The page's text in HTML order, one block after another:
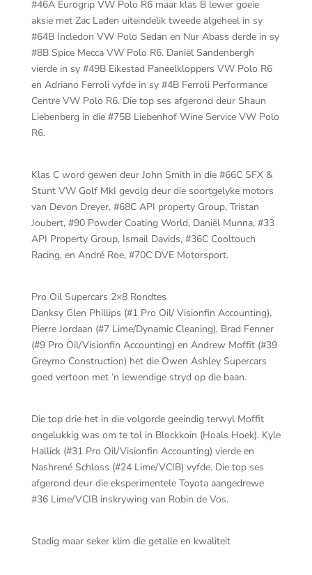
#46A Eurogrip VW Polo R6 maar klas B lewer goeie
aksie met Zac Laden uiteindelik tweede algeheel in sy
#64B Incledon VW Polo Sedan en Nur Abass derde in sy
#8B Spice Mecca VW Polo R6. Daniël Sandenbergh
vierde in sy #49B Eikestad Paneelkloppers VW Polo R6
en Adriano Ferroli vyfde in sy #4B Ferroli Performance
Centre VW Polo R6. Die top ses afgerond deur Shaun
Liebenberg in die #75B Liebenhof Wine Service VW Polo
R6.
Klas C word gewen deur John Smith in die #66C SFX &
Stunt VW Golf MkI gevolg deur die soortgelyke motors
van Devon Dreyer, #68C API property Group, Tristan
Joubert, #90 Powder Coating World, Daniël Munna, #33
API Property Group, Ismail Davids, #36C Cooltouch
Racing, en André Roe, #70C DVE Motorsport.
Pro Oil Supercars 2×8 Rondtes
Danksy Glen Phillips (#1 Pro Oil/ Visionfin Accounting),
Pierre Jordaan (#7 Lime/Dynamic Cleaning), Brad Fenner
(#9 Pro Oil/Visionfin Accounting) en Andrew Moffit (#39
Greymo Construction) het die Owen Ashley Supercars
goed vertoon met ‘n lewendige stryd op die baan.
Die top drie het in die volgorde geeindig terwyl Moffit
ongelukkig was om te tol in Blockkoin (Hoals Hoek). Kyle
Hallick (#31 Pro Oil/Visionfin Accounting) vierde en
Nashrené Schloss (#24 Lime/VCIB) vyfde. Die top ses
afgerond deur die eksperimentele Toyota aangedrewe
#36 Lime/VCIB inskrywing van Robin de Vos.
Stadig maar seker klim die getalle en kwaliteit